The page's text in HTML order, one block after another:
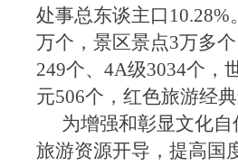
处事总东谈主口
万个，景区景点3万多
249个、4A级3034个，
元506个，红色旅游经典
为增强和彰显文化
旅游资源开导，提高国